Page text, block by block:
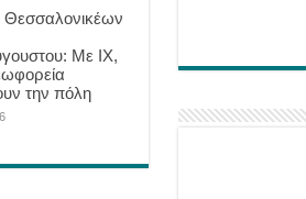
Με ΙΧ,
την πόλη